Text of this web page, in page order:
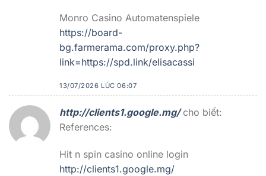
Monro Casino Automatenspiele
https://board-
bg.farmerama.com/proxy.php?
link=https://spd.link/elisacassi
13/07/2026 LÚC 06:07
http://clients1.google.mg/ cho biết:
References:
Hit n spin casino online login
http://clients1.google.mg/